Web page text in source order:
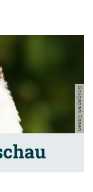
Grugapark Essen